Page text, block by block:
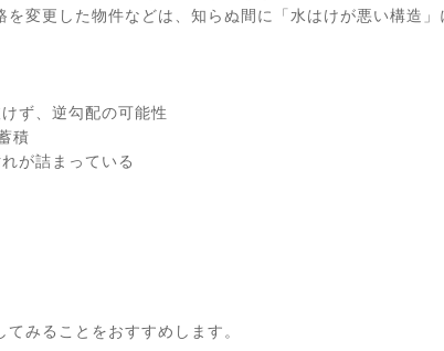
変更した物件などは、知らぬ間に「水はけが悪い構造
ず、逆勾配の可能性
積
が詰まっている
みることをおすすめします。